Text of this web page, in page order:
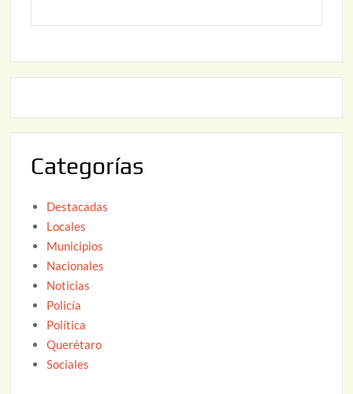
6
o
2
Categorías
Destacadas
Locales
Municipios
Nacionales
Noticias
Policía
Política
Querétaro
Sociales